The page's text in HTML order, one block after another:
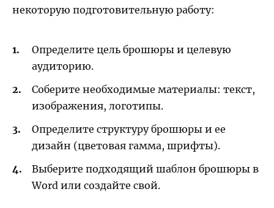
некоторую подготовительную работу:
Определите цель брошюры и целевую
аудиторию.
Соберите необходимые материалы: текст,
изображения, логотипы.
Определите структуру брошюры и ее
дизайн (цветовая гамма, шрифты).
Выберите подходящий шаблон брошюры в
Word или создайте свой.